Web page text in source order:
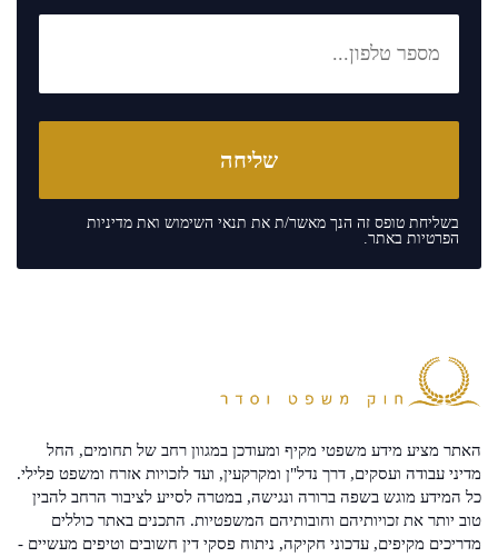
בשליחת טופס זה הנך מאשר/ת את תנאי השימוש ואת מדיניות
הפרטיות באתר.
האתר מציע מידע משפטי מקיף ומעודכן במגוון רחב של תחומים, החל
מדיני עבודה ועסקים, דרך נדל"ן ומקרקעין, ועד לזכויות אזרח ומשפט פלילי.
כל המידע מוגש בשפה ברורה ונגישה, במטרה לסייע לציבור הרחב להבין
טוב יותר את זכויותיהם וחובותיהם המשפטיות. התכנים באתר כוללים
מדריכים מקיפים, עדכוני חקיקה, ניתוח פסקי דין חשובים וטיפים מעשיים -